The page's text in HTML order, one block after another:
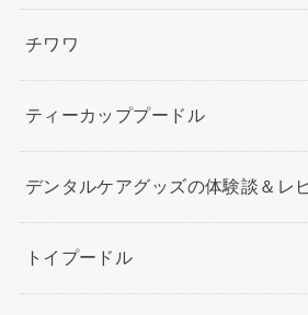
チワワ
ティーカッププードル
デンタルケアグッズの体験談＆レ
トイプードル